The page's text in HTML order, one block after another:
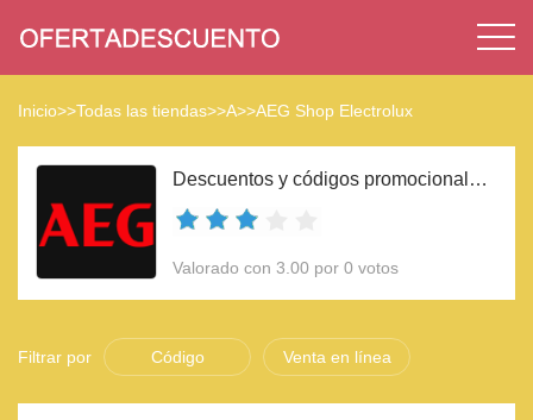
Inicio>>Todas las tiendas>>A>>AEG Shop Electrolux
Descuentos y códigos promocionales AEG Shop Electrolux 2023
Valorado con 3.00 por 0 votos
Filtrar por Código Venta en línea